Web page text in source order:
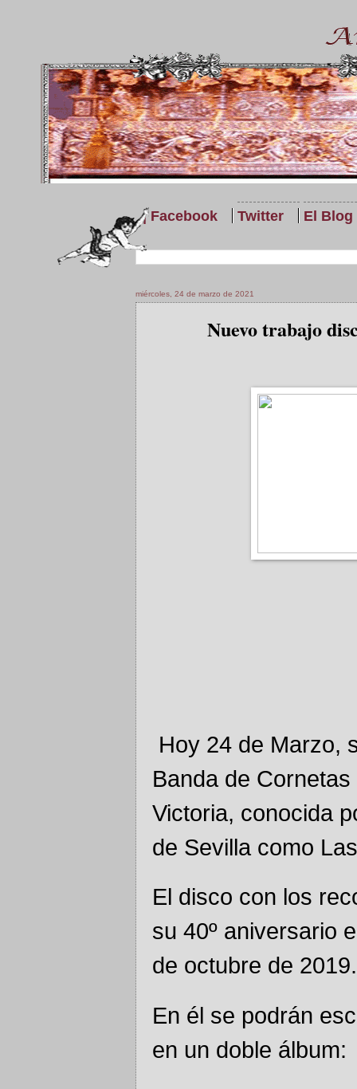
| Facebook Twitter El
miércoles, 24 de marzo de 2021
Nuevo trabajo
Hoy 24 de Marzo,
Banda de
Victoria, conocida
de Sevilla como
El disco con los
su 40º aniversario
de octubre de
En él se podrán
en un doble álbum: